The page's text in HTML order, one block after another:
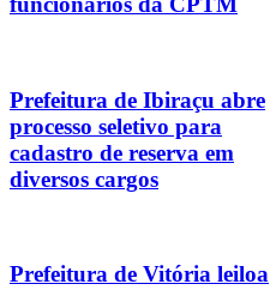
Prefeitura de Ibiraçu abre
processo seletivo para
cadastro de reserva em
diversos cargos
Prefeitura de Vitória leiloa